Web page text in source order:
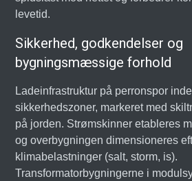
levetid.
Sikkerhed, godkendelser og
bygningsmæssige forhold
Ladeinfrastruktur på perronspor
sikkerhedszoner, markeret med
på jorden. Strømskinner etableres
og overbygningen dimensioneres
klimabelastninger (salt, storm, is).
Transformatorbygningerne i